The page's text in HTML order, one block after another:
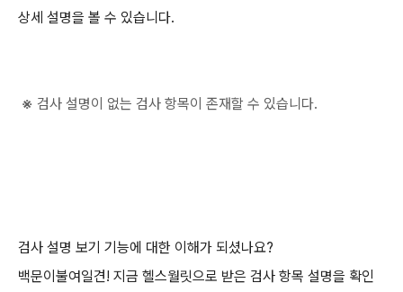
상세 설명을 볼 수 있습니다.
※ 검사 설명이 없는 검사 항목이 존재할 수 있습니다.
검사 설명 보기 기능에 대한 이해가 되셨나요?
백문이불여일견! 지금 헬스월릿으로 받은 검사 항목 설명을 확인